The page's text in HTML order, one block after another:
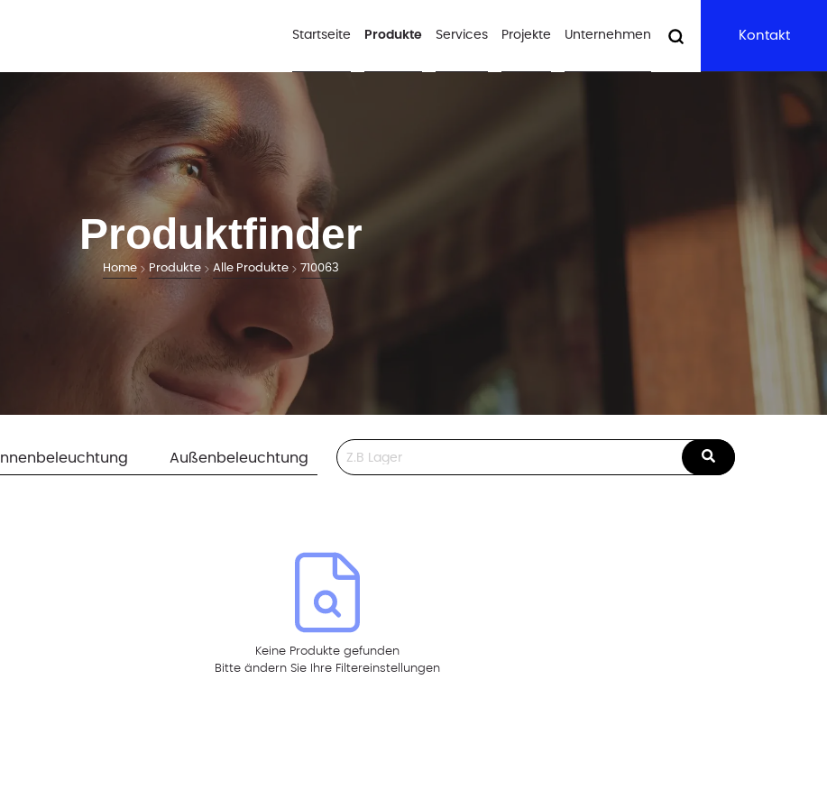
Startseite Produkte Services Projekte Unternehmen Kontakt
Produktfinder
Home Produkte Alle Produkte 710063
Innenbeleuchtung Außenbeleuchtung
This is a search field with an auto-suggest feature attached.
Keine Produkte gefunden
Bitte ändern Sie Ihre Filtereinstellungen